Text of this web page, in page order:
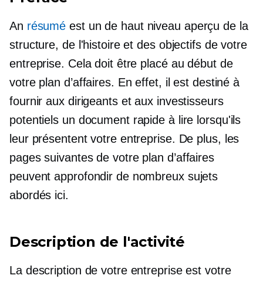
An résumé est unde haut niveau aperçu de la
structure, de l'histoire et des objectifs de votre
entreprise. Cela doit être placé au début de
votre plan d’affaires. En effet, il est destiné à
fournir aux dirigeants et aux investisseurs
potentiels un document rapide à lire lorsqu'ils
leur présentent votre entreprise. De plus, les
pages suivantes de votre plan d’affaires
peuvent approfondir de nombreux sujets
abordés ici.
Description de l'activité
La description de votre entreprise est votre